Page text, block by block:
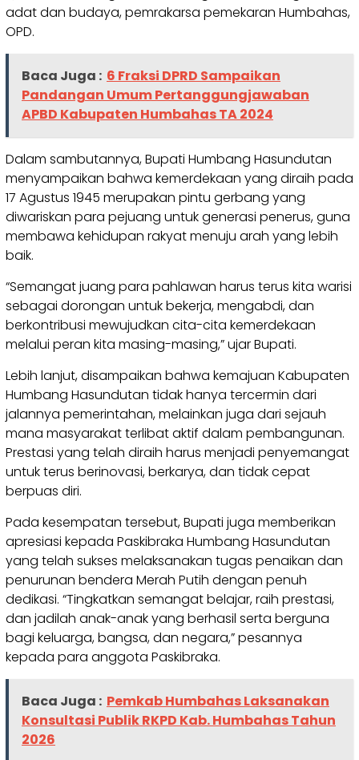
adat dan budaya, pemrakarsa pemekaran Humbahas,
OPD.
Baca Juga : 6 Fraksi DPRD Sampaikan
Pandangan Umum Pertanggungjawaban
APBD Kabupaten Humbahas TA 2024
Dalam sambutannya, Bupati Humbang Hasundutan
menyampaikan bahwa kemerdekaan yang diraih pada
17 Agustus 1945 merupakan pintu gerbang yang
diwariskan para pejuang untuk generasi penerus, guna
membawa kehidupan rakyat menuju arah yang lebih
baik.
“Semangat juang para pahlawan harus terus kita warisi
sebagai dorongan untuk bekerja, mengabdi, dan
berkontribusi mewujudkan cita-cita kemerdekaan
melalui peran kita masing-masing,” ujar Bupati.
Lebih lanjut, disampaikan bahwa kemajuan Kabupaten
Humbang Hasundutan tidak hanya tercermin dari
jalannya pemerintahan, melainkan juga dari sejauh
mana masyarakat terlibat aktif dalam pembangunan.
Prestasi yang telah diraih harus menjadi penyemangat
untuk terus berinovasi, berkarya, dan tidak cepat
berpuas diri.
Pada kesempatan tersebut, Bupati juga memberikan
apresiasi kepada Paskibraka Humbang Hasundutan
yang telah sukses melaksanakan tugas penaikan dan
penurunan bendera Merah Putih dengan penuh
dedikasi. “Tingkatkan semangat belajar, raih prestasi,
dan jadilah anak-anak yang berhasil serta berguna
bagi keluarga, bangsa, dan negara,” pesannya
kepada para anggota Paskibraka.
Baca Juga : Pemkab Humbahas Laksanakan
Konsultasi Publik RKPD Kab. Humbahas Tahun
2026